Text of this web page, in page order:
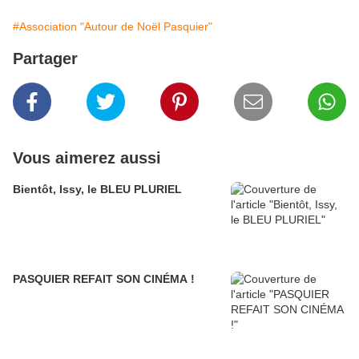
#Association "Autour de Noël Pasquier"
Partager
Vous aimerez aussi
Bientôt, Issy, le BLEU PLURIEL
PASQUIER REFAIT SON CINÉMA !